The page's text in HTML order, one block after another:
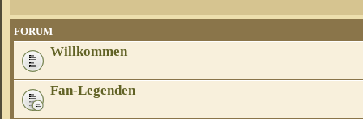
FORUM
Willkommen
Fan-Legenden